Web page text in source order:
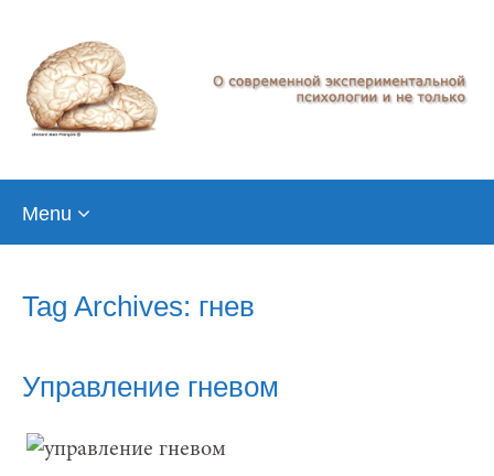
Menu
Tag Archives: гнев
Управление гневом